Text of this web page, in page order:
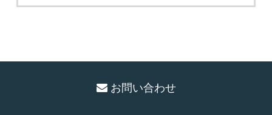
お問い合わせ